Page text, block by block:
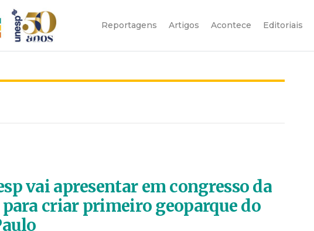
Reportagens Artigos Acontece Editoriais
vai apresentar em congresso da
criar primeiro geoparque do